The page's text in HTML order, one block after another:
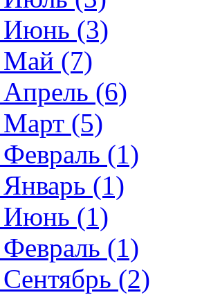
Июнь (3)
Май (7)
(6)
Март (5)
(1)
(1)
Июнь (1)
(1)
(2)